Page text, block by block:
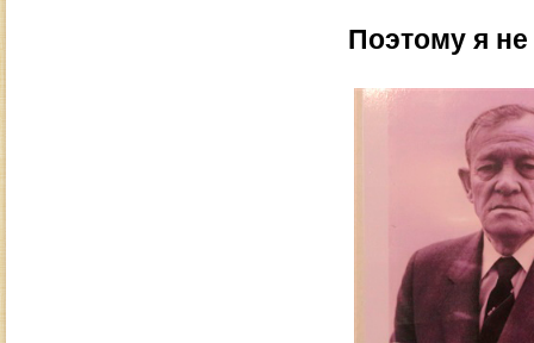
Поэтому я